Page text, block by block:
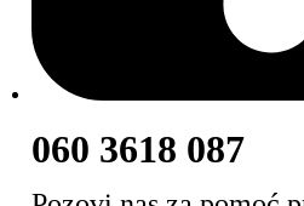
060 3618 087